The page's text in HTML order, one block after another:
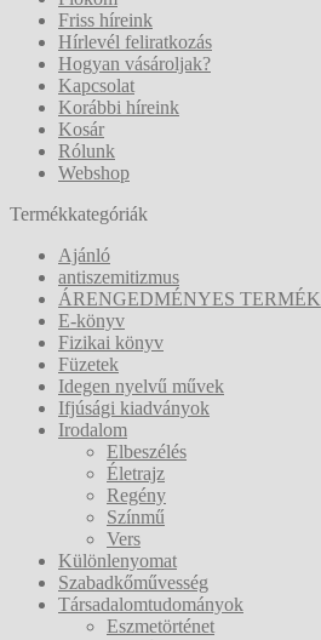
Friss híreink
Hírlevél feliratkozás
Hogyan vásároljak?
Kapcsolat
Korábbi híreink
Kosár
Rólunk
Webshop
Termékkategóriák
Ajánló
antiszemitizmus
ÁRENGEDMÉNYES TERMÉK
E-könyv
Fizikai könyv
Füzetek
Idegen nyelvű művek
Ifjúsági kiadványok
Irodalom
Elbeszélés
Életrajz
Regény
Színmű
Vers
Különlenyomat
Szabadkőművesség
Társadalomtudományok
Eszmetörténet